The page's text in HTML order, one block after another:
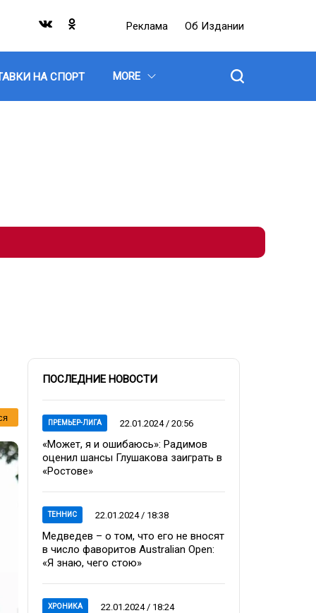
Реклама Об Издании
НА СПОРТ MORE
ПОСЛЕДНИЕ НОВОСТИ
ПРЕМЬЕР-ЛИГА 22.01.2024 / 20:56
«Может, я и ошибаюсь»: Радимов
оценил шансы Глушакова заиграть в
«Ростове»
ТЕННИС 22.01.2024 / 18:38
Медведев – о том, что его не вносят
в число фаворитов Australian Open:
«Я знаю, чего стою»
ХРОНИКА 22.01.2024 / 18:24